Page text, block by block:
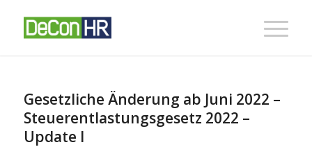
Gesetzliche Änderung ab Juni 2022 –
Steuerentlastungsgesetz 2022 –
Update I